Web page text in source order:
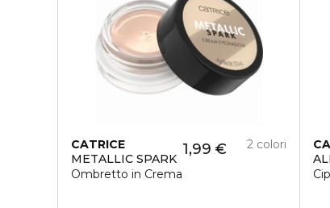
CATRICE
METALLIC SPARK
Ombretto in Crema
1,99 € 2 colori